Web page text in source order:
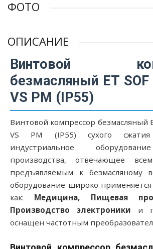
ФОТО
ОПИСАНИЕ
Винтовой
безмасляный ET
VS PM (IP55)
Винтовой компрессор безмасляный
VS PM (IP55) сухого
индустриальное
производства, отвечающее
предъявляемым к безмасляному
оборудование широко применяется
как: Медицина, Пищевая
Производство электроники и
оснащен частотным